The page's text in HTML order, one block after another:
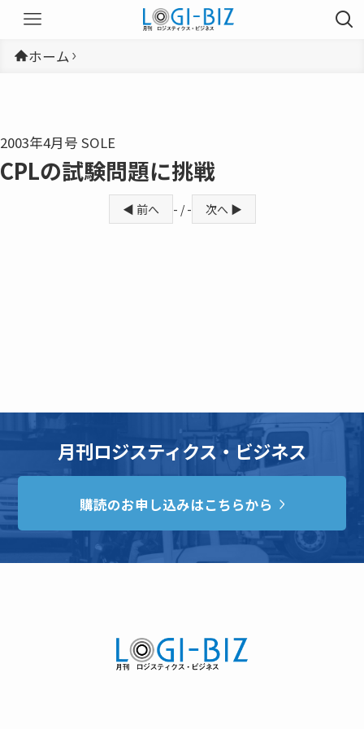
ホーム
2003年4月号 SOLE
CPLの試験問題に挑戦
◀ 前へ - / - 次へ ▶
月刊ロジスティクス・ビジネス
購読のお申し込みはこちらから